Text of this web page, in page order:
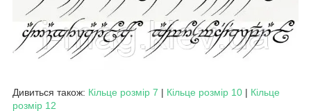
Дивиться також: Кільце розмір 7 | Кільце розмір 10 | Кільце
розмір 12